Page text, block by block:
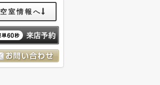
空室情報へ